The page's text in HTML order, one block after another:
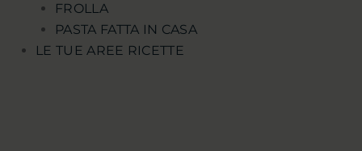
FROLLA
PASTA FATTA IN CASA
LE TUE AREE RICETTE